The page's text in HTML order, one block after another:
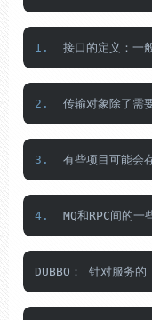
1. 接口的定义：一
2. 传输对象除了
3. 有些项目可能会
4. MQ和RPC间的一
DUBBO： 针对服务的